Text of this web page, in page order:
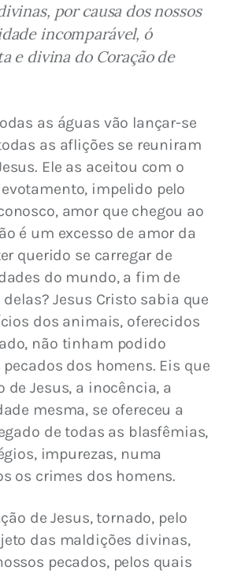
por causa dos nossos
incomparável, ó
e divina do Coração de
as águas vão lançar-se
as aflições se reuniram
Ele as aceitou com o
impelido pelo
amor que chegou ao
é um excesso de amor da
querido se carregar de
do mundo, a fim de
Jesus Cristo sabia que
dos animais, oferecidos
não tinham podido
dos homens. Eis que
de Jesus, a inocência, a
mesma, se ofereceu a
de todas as blasfêmias,
impurezas, numa
os crimes dos homens.
de Jesus, tornado, pelo
das maldições divinas,
pecados, pelos quais